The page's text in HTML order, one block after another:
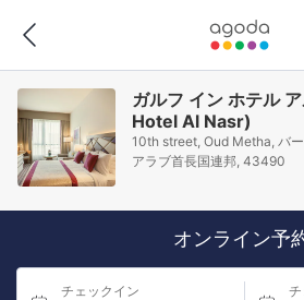
ガルフ イン ホテル
Hotel Al Nasr)
10th street, Oud Metha, バ
アラブ首長国連邦, 43490
オンライン予
チェックイン チ